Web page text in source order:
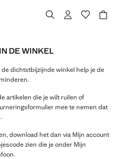
DE WINKEL
dichtstbijzijnde winkel help je de
artikelen die je wilt ruilen of
mee te nemen dat
download het dan via Mijn account
zien die je onder Mijn